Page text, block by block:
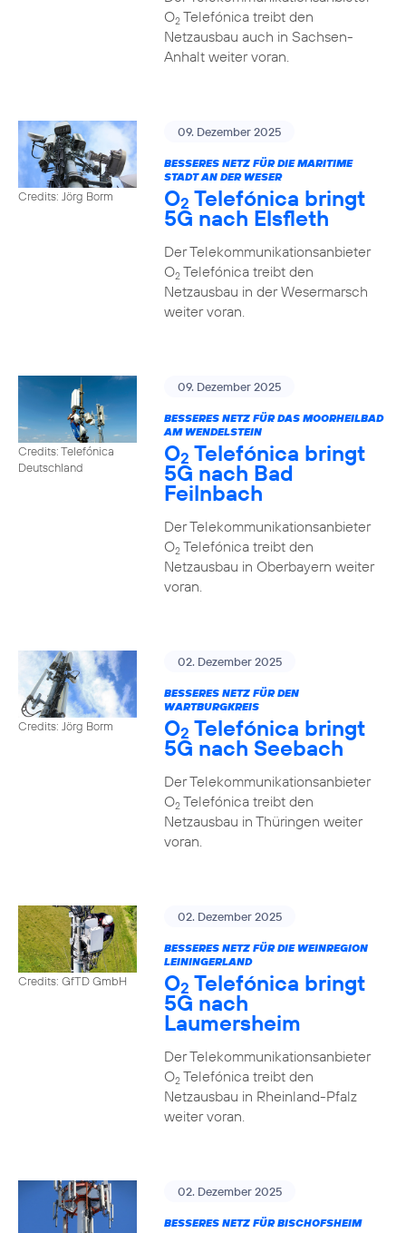
O2Telefónica treibt den
Netzausbau auch in Sachsen-
Anhalt weiter voran.
Credits: Jörg Borm
09. Dezember 2025
BESSERES NETZ FÜR DIE MARITIME
STADT AN DER WESER
O2 Telefónica bringt
5G nach Elsfleth
Der Telekommunikationsanbieter
O2Telefónica treibt den
Netzausbau in der Wesermarsch
weiter voran.
Credits: Telefónica
Deutschland
09. Dezember 2025
BESSERES NETZ FÜR DAS MOORHEILBAD
AM WENDELSTEIN
O2 Telefónica bringt
5G nach Bad
Feilnbach
Der Telekommunikationsanbieter
O2Telefónica treibt den
Netzausbau in Oberbayern weiter
voran.
Credits: Jörg Borm
02. Dezember 2025
BESSERES NETZ FÜR DEN
WARTBURGKREIS
O2 Telefónica bringt
5G nach Seebach
Der Telekommunikationsanbieter
O2Telefónica treibt den
Netzausbau in Thüringen weiter
voran.
Credits: GfTD GmbH
02. Dezember 2025
BESSERES NETZ FÜR DIE WEINREGION
LEININGERLAND
O2 Telefónica bringt
5G nach
Laumersheim
Der Telekommunikationsanbieter
O2Telefónica treibt den
Netzausbau in Rheinland-Pfalz
weiter voran.
02. Dezember 2025
BESSERES NETZ FÜR BISCHOFSHEIM